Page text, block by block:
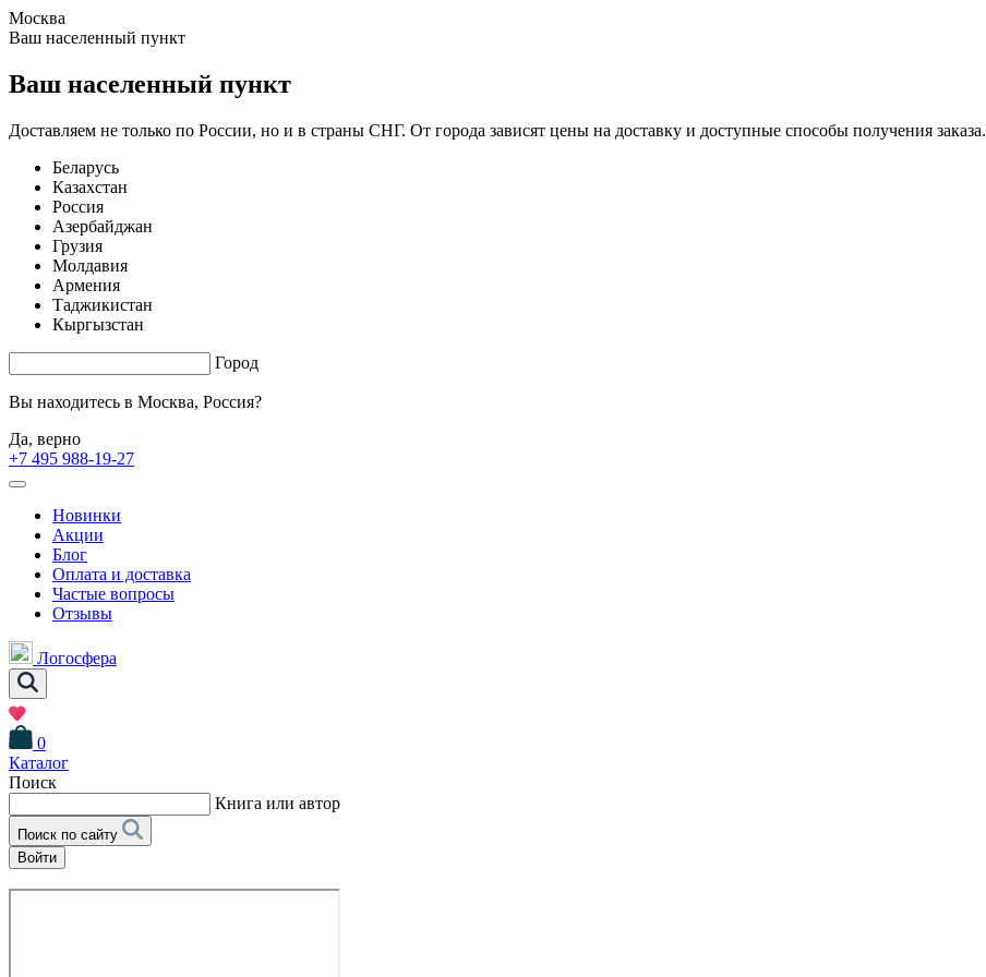
Москва
Ваш населенный пункт
Ваш населенный пункт
Доставляем не только по России, но и в страны СНГ. От города зависят цены на доставку и доступные способы получения заказа.
Беларусь
Казахстан
Россия
Азербайджан
Грузия
Молдавия
Армения
Таджикистан
Кыргызстан
Город
Вы находитесь в Москва, Россия?
Да, верно
+7 495 988-19-27
Новинки
Акции
Блог
Оплата и доставка
Частые вопросы
Отзывы
Логосфера
0
Каталог
Поиск
Книга или автор
Поиск по сайту
Войти